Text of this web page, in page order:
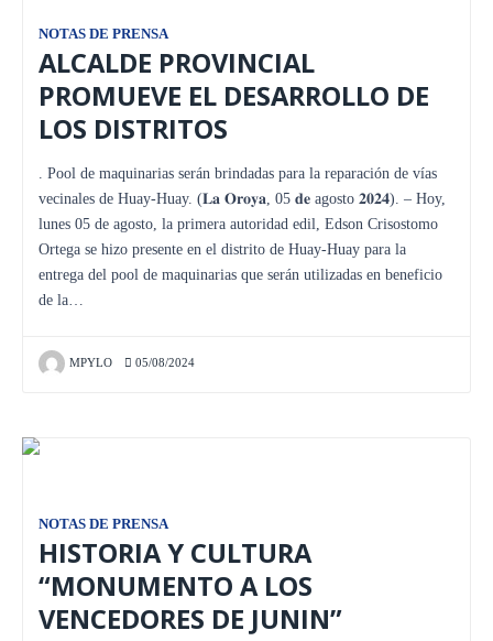
NOTAS DE PRENSA
ALCALDE PROVINCIAL
PROMUEVE EL DESARROLLO DE
LOS DISTRITOS
. Pool de maquinarias serán brindadas para la reparación de vías
vecinales de Huay-Huay. (𝐋𝐚 𝐎𝐫𝐨𝐲𝐚, 05 𝐝𝐞 agosto 𝟐𝟎𝟐𝟒). – Hoy,
lunes 05 de agosto, la primera autoridad edil, Edson Crisostomo
Ortega se hizo presente en el distrito de Huay-Huay para la
entrega del pool de maquinarias que serán utilizadas en beneficio
de la…
MPYLO 05/08/2024
NOTAS DE PRENSA
HISTORIA Y CULTURA
“MONUMENTO A LOS
VENCEDORES DE JUNIN”